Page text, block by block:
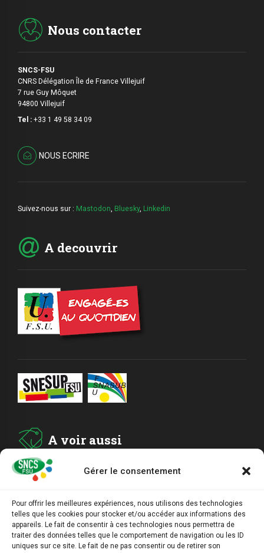
Gérer le consentement
Pour offrir les meilleures expériences, nous utilisons des technologies
telles que les cookies pour stocker et/ou accéder aux informations des
appareils. Le fait de consentir à ces technologies nous permettra de
traiter des données telles que le comportement de navigation ou les ID
uniques sur ce site. Le fait de ne pas consentir ou de retirer son
Nous contacter
SNCS-FSU
CNRS Délégation Île de France Villejuif
7 rue Guy Môquet
94800 Villejuif
Tel : +33 1 49 58 34 09
NOUS ECRIRE
Suivez-nous sur : Mastodon, Bluesky, Linkedin
A decouvrir
A voir aussi
ADHESION
ARCHIVES
AGENDA